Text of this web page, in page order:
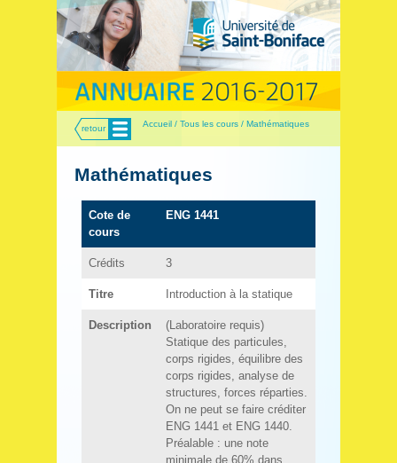
retour Menu Accueil / Tous les cours / Mathématiques
Mathématiques